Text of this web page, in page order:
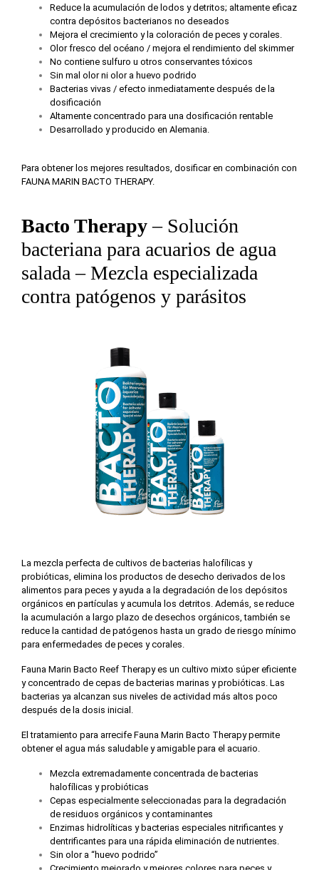
Reduce la acumulación de lodos y detritos; altamente eficaz
contra depósitos bacterianos no deseados
Mejora el crecimiento y la coloración de peces y corales.
Olor fresco del océano / mejora el rendimiento del skimmer
No contiene sulfuro u otros conservantes tóxicos
Sin mal olor ni olor a huevo podrido
Bacterias vivas / efecto inmediatamente después de la
dosificación
Altamente concentrado para una dosificación rentable
Desarrollado y producido en Alemania.
Para obtener los mejores resultados, dosificar en combinación con
FAUNA MARIN BACTO THERAPY.
Bacto Therapy– Solución
bacteriana para acuarios de agua
salada – Mezcla especializada
contra patógenos y parásitos
La mezcla perfecta de cultivos de bacterias halofílicas y
probióticas, elimina los productos de desecho derivados de los
alimentos para peces y ayuda a la degradación de los depósitos
orgánicos en partículas y acumula los detritos. Además, se reduce
la acumulación a largo plazo de desechos orgánicos, también se
reduce la cantidad de patógenos hasta un grado de riesgo mínimo
para enfermedades de peces y corales.
Fauna Marin Bacto Reef Therapy es un cultivo mixto súper eficiente
y concentrado de cepas de bacterias marinas y probióticas. Las
bacterias ya alcanzan sus niveles de actividad más altos poco
después de la dosis inicial.
El tratamiento para arrecife Fauna Marin Bacto Therapy permite
obtener el agua más saludable y amigable para el acuario.
Mezcla extremadamente concentrada de bacterias
halofílicas y probióticas
Cepas especialmente seleccionadas para la degradación
de residuos orgánicos y contaminantes
Enzimas hidrolíticas y bacterias especiales nitrificantes y
dentrificantes para una rápida eliminación de nutrientes.
Sin olor a “huevo podrido”